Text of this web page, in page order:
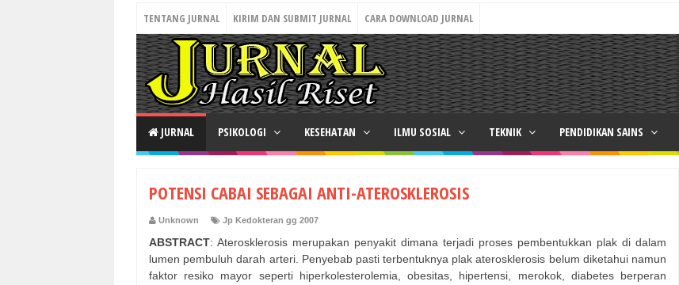
TENTANG JURNAL KIRIM DAN SUBMIT JURNAL CARA DOWNLOAD JURNAL
JURNAL PSIKOLOGI KESEHATAN ILMU SOSIAL TEKNIK PENDIDIKAN SAINS
POTENSI CABAI SEBAGAI ANTI-ATEROSKLEROSIS
Unknown Jp Kedokteran gg 2007
ABSTRACT: Aterosklerosis merupakan penyakit dimana terjadi proses pembentukkan plak di dalam
lumen pembuluh darah arteri. Penyebab pasti terbentuknya plak aterosklerosis belum diketahui namun
faktor resiko mayor seperti hiperkolesterolemia, obesitas, hipertensi, merokok, diabetes berperan